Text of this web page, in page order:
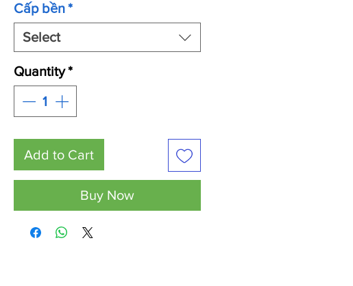
Cấp bền*
Select
Quantity*
Add to Cart
Buy Now